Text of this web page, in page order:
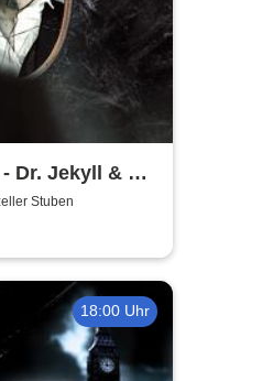
Dr. Jekyll & Mr.
Stuben
18:00 Uhr